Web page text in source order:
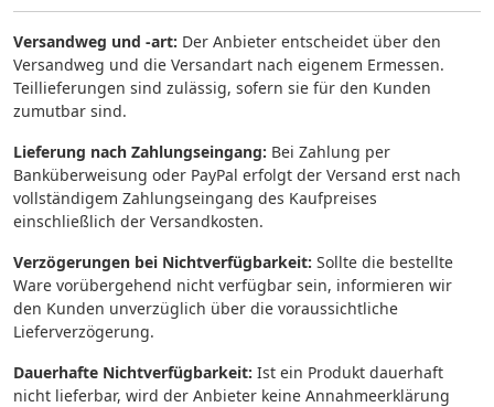
Versandweg und -art: Der Anbieter entscheidet über den
Versandweg und die Versandart nach eigenem Ermessen.
Teillieferungen sind zulässig, sofern sie für den Kunden
zumutbar sind.
Lieferung nach Zahlungseingang: Bei Zahlung per
Banküberweisung oder PayPal erfolgt der Versand erst nach
vollständigem Zahlungseingang des Kaufpreises
einschließlich der Versandkosten.
Verzögerungen bei Nichtverfügbarkeit: Sollte die bestellte
Ware vorübergehend nicht verfügbar sein, informieren wir
den Kunden unverzüglich über die voraussichtliche
Lieferverzögerung.
Dauerhafte Nichtverfügbarkeit: Ist ein Produkt dauerhaft
nicht lieferbar, wird der Anbieter keine Annahmeerklärung